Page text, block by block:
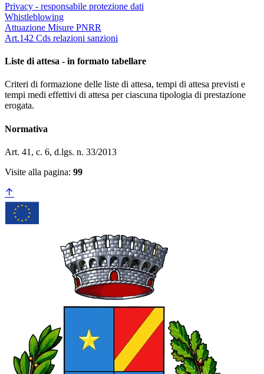
Privacy - responsabile protezione dati
Whistleblowing
Attuazione Misure PNRR
Art.142 Cds relazioni sanzioni
Liste di attesa - in formato tabellare
Criteri di formazione delle liste di attesa, tempi di attesa previsti e
tempi medi effettivi di attesa per ciascuna tipologia di prestazione
erogata.
Normativa
Art. 41, c. 6, d.lgs. n. 33/2013
Visite alla pagina: 99